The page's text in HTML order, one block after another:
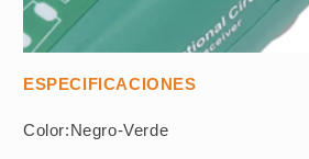
ESPECIFICACIONES
Color:Negro-Verde